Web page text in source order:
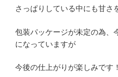
さっぱりしている中にも甘さ
包装パッケージが未定の為、
になっていますが
今後の仕上がりが楽しみです！